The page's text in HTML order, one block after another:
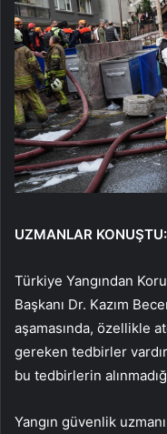
UZMANLAR
Türkiye Yangından
Başkanı Dr. Kazım
aşamasında, özellikle
gereken tedbirler
bu tedbirlerin
Yangın güvenlik